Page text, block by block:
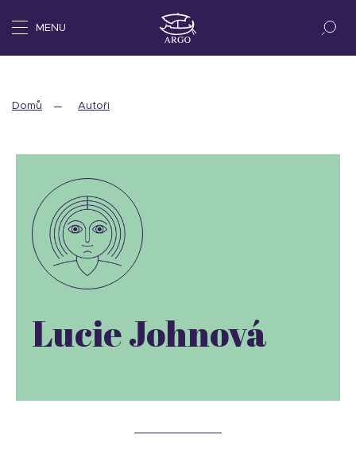
MENU
Domů Autoři
Lucie Johnová